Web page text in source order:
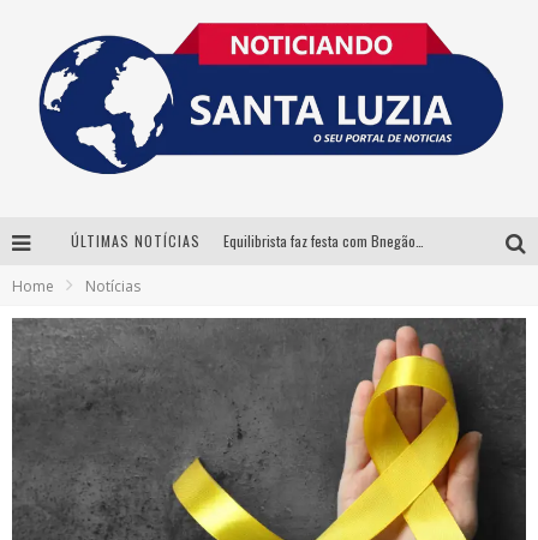
ÚLTIMAS NOTÍCIAS
Santa Luzia encerra Semana de Conscientização do Autismo com atividades abertas ao público
“Cê Tá Doido Festival” confirma o Mineirão como palco da festa
Home Notícias